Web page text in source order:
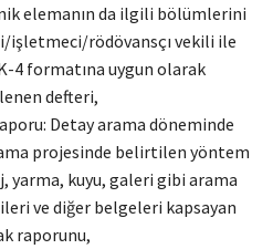
elemanın da ilgili bölümlerini
işletmeci/rödövansçı vekili ile
4 formatına uygun olarak
defteri,
Detay arama döneminde
projesinde belirtilen yöntem
yarma, kuyu, galeri gibi arama
ve diğer belgeleri kapsayan
raporunu,